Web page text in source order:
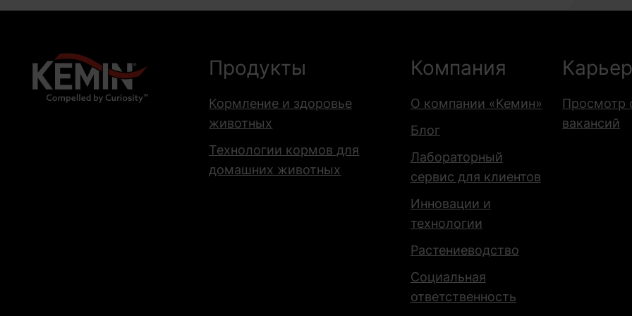
Продукты
Кормление и здоровье
животных
Технологии кормов для
домашних животных
Компания
О компании «Кемин»
Блог
Лабораторный
сервис для клиентов
Инновации и
технологии
Растениеводство
Социальная
ответственность
Просмотр
вакансий